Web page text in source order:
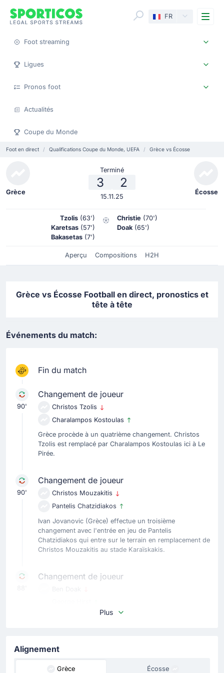
FR
Foot streaming
Ligues
Pronos foot
Actualités
Coupe du Monde
Foot en direct Qualifications Coupe du Monde, UEFA Grèce vs Écosse
Grèce
Terminé
3 2
15.11.25
Écosse
Tzolis (63')
Karetsas (57')
Bakasetas (7')
Christie (70')
Doak (65')
Aperçu Compositions H2H
Grèce vs Écosse Football en direct, pronostics et
tête à tête
Événements du match:
Fin du match
90'
Changement de joueur
Christos Tzolis
Charalampos Kostoulas
Grèce procède à un quatrième changement. Christos
Tzolis est remplacé par Charalampos Kostoulas ici à Le
Pirée.
90'
Changement de joueur
Christos Mouzakitis
Pantelis Chatzidiakos
Ivan Jovanovic (Grèce) effectue un troisième
changement avec l'entrée en jeu de Pantelis
Chatzidiakos qui entre sur le terrain en remplacement de
Christos Mouzakitis au stade Karaïskakis.
Changement de joueur
Écosse procède à son cinquième changement avec Ben
Carte jaune
John Souttar
Plus
Alignement
Grèce Écosse